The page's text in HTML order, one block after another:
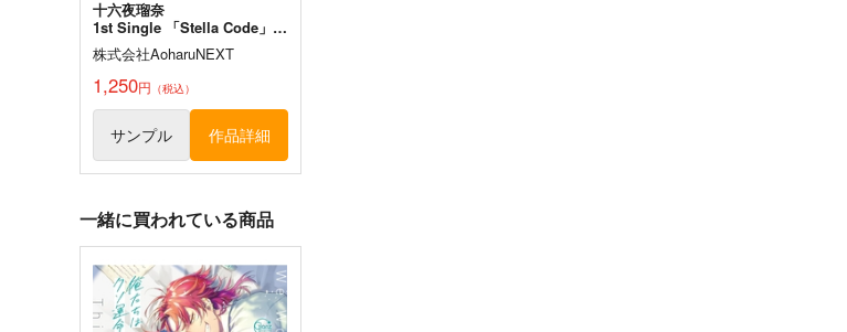
十六夜瑠奈
1st Single 「Stella Code」通
常盤
株式会社AoharuNEXT
1,250円 （税込）
サンプル 作品詳細
一緒に買われている商品